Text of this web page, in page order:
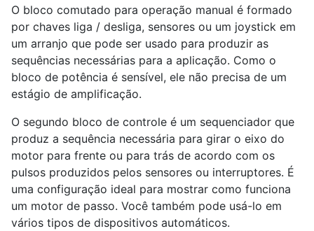
O bloco comutado para operação manual é formado
por chaves liga / desliga, sensores ou um joystick em
um arranjo que pode ser usado para produzir as
sequências necessárias para a aplicação. Como o
bloco de potência é sensível, ele não precisa de um
estágio de amplificação.
O segundo bloco de controle é um sequenciador que
produz a sequência necessária para girar o eixo do
motor para frente ou para trás de acordo com os
pulsos produzidos pelos sensores ou interruptores. É
uma configuração ideal para mostrar como funciona
um motor de passo. Você também pode usá-lo em
vários tipos de dispositivos automáticos.